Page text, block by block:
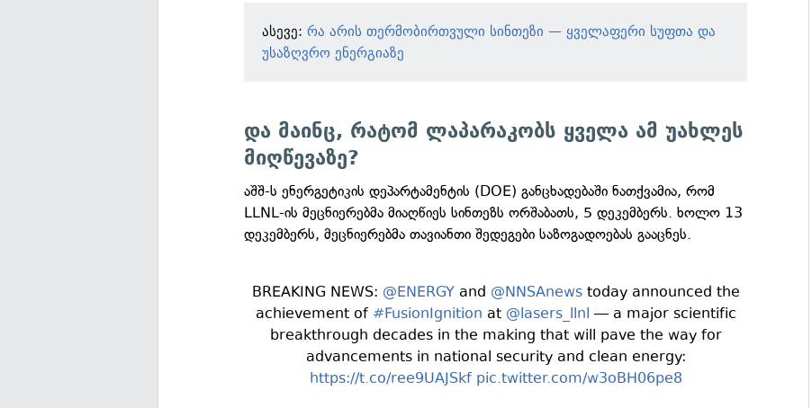
ასევე:რა არის თერმობირთვული სინთეზი — ყველაფერი სუფთა და
უსაზღვრო ენერგიაზე
და მაინც, რატომ ლაპარაკობს ყველა ამ უახლეს
მიღწევაზე?
აშშ-ს ენერგეტიკის დეპარტამენტის (DOE) განცხადებაში ნათქვამია, რომ
LLNL-ის მეცნიერებმა მიაღწიეს სინთეზს ორშაბათს, 5 დეკემბერს. ხოლო 13
დეკემბერს, მეცნიერებმა თავიანთი შედეგები საზოგადოებას გააცნეს.
BREAKING NEWS: @ENERGYand @NNSAnewstoday announced the
achievement of #FusionIgnition at @lasers_llnl — a major scientific
breakthrough decades in the making that will pave the way for
advancements in national security and clean energy:
https://t.co/ree9UAJSkf pic.twitter.com/w3oBH06pe8